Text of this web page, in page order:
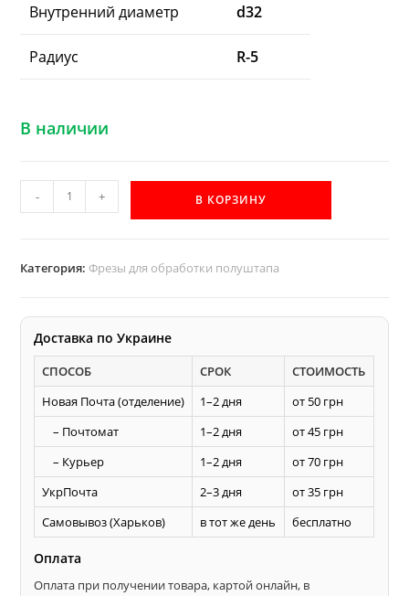
Внутренний диаметр d32
Радиус R-5
В наличии
Количество
товара
правая
для
изготовления
полу
радиуса
- + В КОРЗИНУ
Категория:Фрезы для обработки полуштапа
Доставка по Украине
СПОСОБ СРОК
СТОИМОСТЬ
Новая Почта (отделение)
1–2 дня
от 50 грн
– Почтомат
1–2 дня
от 45 грн
– Курьер
1–2 дня
от 70 грн
УкрПочта
2–3 дня
от 35 грн
Самовывоз (Харьков)
в тот же день бесплатно
Оплата
Оплата при получении товара, картой онлайн, в